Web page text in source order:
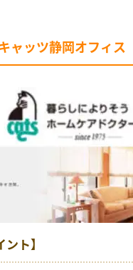
ャッツ静岡オフィス
ト】